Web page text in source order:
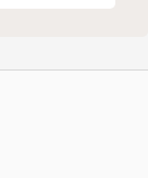
人產生了同理
抱有期待
障礙